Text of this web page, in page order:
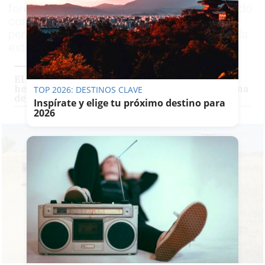
forestal de Villanueva de los Castillejos quedó
controlado a las 14.30 horas. Los efectivos
permanecen sobre el terreno para alcanzar la
extinción total
El incendio de Huelva supera las 5.000
hectáreas calcinadas, pero se abre una "ventana
de oportunidad" por el viento
TOP 2026: DESTINOS CLAVE
Inspírate y elige tu próximo destino para
2026